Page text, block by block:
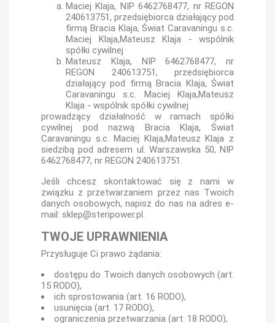
Maciej Klaja, NIP 6462768477, nr REGON
240613751, przedsiębiorca działający pod
firmą Bracia Klaja, Świat Caravaningu s.c.
Maciej Klaja,Mateusz Klaja - wspólnik
spółki cywilnej
Mateusz Klaja, NIP 6462768477, nr
REGON 240613751, przedsiębiorca
działający pod firmą Bracia Klaja, Świat
Caravaningu s.c. Maciej Klaja,Mateusz
Klaja - wspólnik spółki cywilnej
prowadzący działalność w ramach spółki
cywilnej pod nazwą Bracia Klaja, Świat
Caravaningu s.c. Maciej Klaja,Mateusz Klaja z
siedzibą pod adresem ul. Warszawska 50, NIP
6462768477, nr REGON 240613751.
Jeśli chcesz skontaktować się z nami w
związku z przetwarzaniem przez nas Twoich
danych osobowych, napisz do nas na adres e-
mail: sklep@steripower.pl.
TWOJE UPRAWNIENIA
Przysługuje Ci prawo żądania:
dostępu do Twoich danych osobowych (art.
15 RODO),
ich sprostowania (art. 16 RODO),
usunięcia (art. 17 RODO),
ograniczenia przetwarzania (art. 18 RODO),